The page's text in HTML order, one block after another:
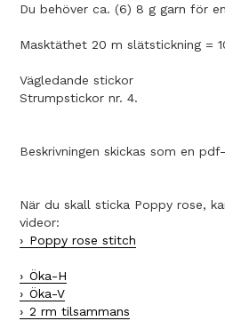
Du behöver ca. (6) 8 g garn för
Masktäthet 20 m slätstickning =
Vägledande stickor
Strumpstickor nr. 4.
Beskrivningen skickas som en
När du skall sticka Poppy rose,
videor:
Poppy rose stitch
Öka-H
Öka-V
2 rm tilsammans